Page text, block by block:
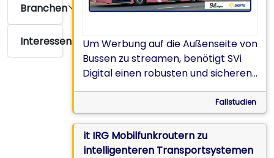
Branchen
Interessen
Um Werbung auf die Außenseite von
Bussen zu streamen, benötigt SVi
Digital einen robusten und sicheren
5G-Router.
Fallstudien
it IRG Mobilfunkroutern zu
intelligenteren Transportsystemen